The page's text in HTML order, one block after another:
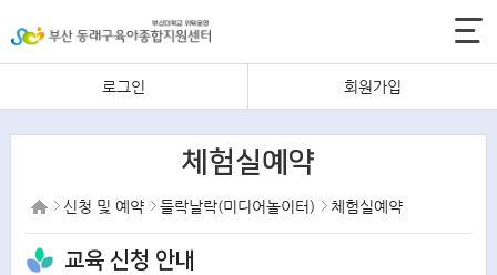
로그인 회원가입
체험실예약
신청 및 예약 들락날락(미디어놀이터) 체험실예약
교육 신청 안내